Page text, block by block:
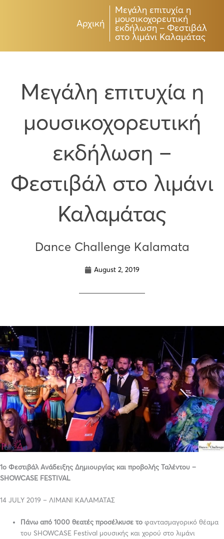
Αρχική
Μεγάλη επιτυχία η
μουσικοχορευτική
εκδήλωση – Φεστιβάλ
στο λιμάνι Καλαμάτας
Μεγάλη επιτυχία η
μουσικοχορευτική
εκδήλωση –
Φεστιβάλ στο λιμάνι
Καλαμάτας
Dance Challenge Kalamata
August 2, 2019
1ο Φεστιβάλ Ανάδειξης Δημιουργίας και προβολής Ταλέντου –
SHOWCASE FESTIVAL
14 JULY 2019 – ΛΙΜΑΝΙ ΚΑΛΑΜΑΤΑΣ
Πάνω από 1000 θεατές προσέλκυσε τοφαντασμαγορικό θέαμα
του SHOWCASE Festival μουσικής και χορού στο λιμάνι